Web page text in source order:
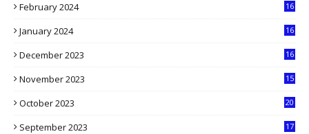
February 2024
16
January 2024
16
December 2023
16
November 2023
15
October 2023
20
September 2023
17